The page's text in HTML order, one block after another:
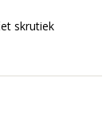
skrutiek